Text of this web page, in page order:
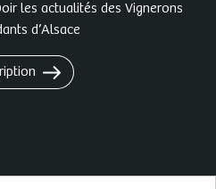
les actualités des Vignerons
d’Alsace